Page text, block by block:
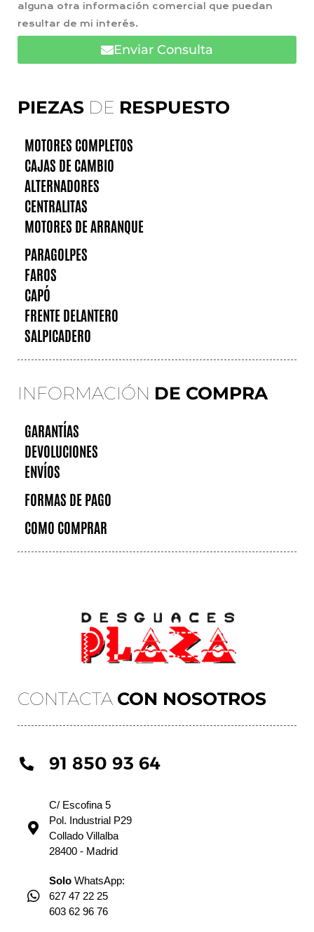
CONTACTA CON NOSOTROS
91 850 93 64
C/ Escofina 5
Pol. Industrial P29
Collado Villalba
28400 - Madrid
Solo WhatsApp:
627 47 22 25
603 62 96 76
PIEZAS DE RESPUESTO
MOTORES COMPLETOS
CAJAS DE CAMBIO
ALTERNADORES
CENTRALITAS
MOTORES DE ARRANQUE
PARAGOLPES
FAROS
CAPÓ
FRENTE DELANTERO
SALPICADERO
INFORMACIÓN DE COMPRA
GARANTÍAS
DEVOLUCIONES
ENVÍOS
FORMAS DE PAGO
COMO COMPRAR
alguna otra información comercial que puedan
resultar de mi interés.
Enviar Consulta